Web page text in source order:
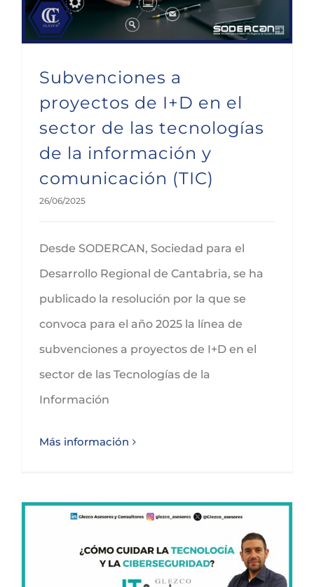
Subvenciones a
proyectos de I+D en el
sector de las tecnologías
de la información y
comunicación (TIC)
26/06/2025
Desde SODERCAN, Sociedad para el
Desarrollo Regional de Cantabria, se ha
publicado la resolución por la que se
convoca para el año 2025 la línea de
subvenciones a proyectos de I+D en el
sector de las Tecnologías de la
Información
Más información